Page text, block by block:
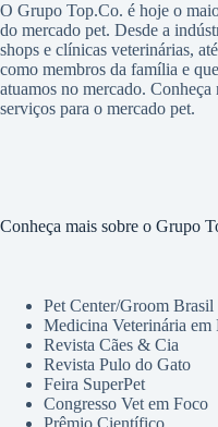
O Grupo Top.Co. é hoje o
do mercado pet. Desde a
shops e clínicas veterinárias,
como membros da família e
atuamos no mercado.
serviços para o mercado pet.
Conheça mais sobre o Grupo
Pet Center/Groom Brasil
Medicina Veterinária em
Revista Cães & Cia
Revista Pulo do Gato
Feira SuperPet
Congresso Vet em Foco
Prêmio Científico